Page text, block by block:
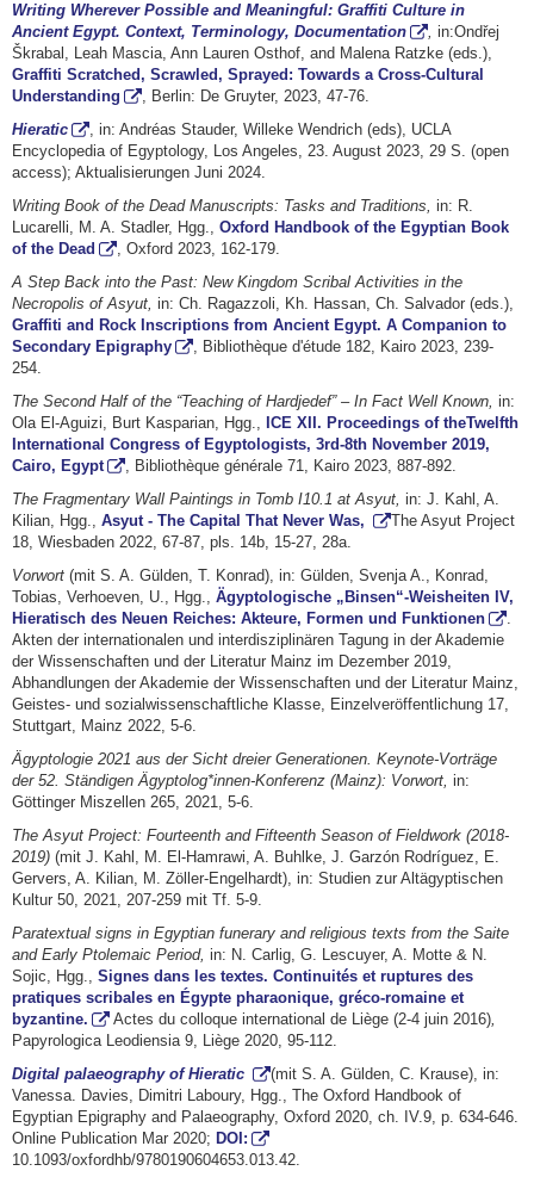
Writing Wherever Possible and Meaningful: Graffiti Culture in
Ancient Egypt. Context, Terminology, Documentation
, in:Ondřej
Škrabal, Leah Mascia, Ann Lauren Osthof, and Malena Ratzke (eds.),
Graffiti Scratched, Scrawled, Sprayed: Towards a Cross-Cultural
Understanding
, Berlin: De Gruyter, 2023, 47-76.
Hieratic
, in: Andréas Stauder, Willeke Wendrich (eds), UCLA
Encyclopedia of Egyptology, Los Angeles, 23. August 2023, 29 S. (open
access); Aktualisierungen Juni 2024.
Writing Book of the Dead Manuscripts: Tasks and Traditions, in: R.
Lucarelli, M. A. Stadler, Hgg., Oxford Handbook of the Egyptian Book
of the Dead
, Oxford 2023, 162-179.
A Step Back into the Past: New Kingdom Scribal Activities in the
Necropolis of Asyut, in: Ch. Ragazzoli, Kh. Hassan, Ch. Salvador (eds.),
Graffiti and Rock Inscriptions from Ancient Egypt. A Companion to
Secondary Epigraphy
, Bibliothèque d'étude 182, Kairo 2023, 239-
254.
The Second Half of the “Teaching of Hardjedef” – In Fact Well Known, in:
Ola El-Aguizi, Burt Kasparian, Hgg., ICE XII. Proceedings of theTwelfth
International Congress of Egyptologists, 3rd-8th November 2019,
Cairo, Egypt
, Bibliothèque générale 71, Kairo 2023, 887-892.
The Fragmentary Wall Paintings in Tomb I10.1 at Asyut, in: J. Kahl, A.
Kilian, Hgg., Asyut - The Capital That Never Was,
The Asyut Project
18, Wiesbaden 2022, 67-87, pls. 14b, 15-27, 28a.
Vorwort (mit S. A. Gülden, T. Konrad), in: Gülden, Svenja A., Konrad,
Tobias, Verhoeven, U., Hgg., Ägyptologische „Binsen“-Weisheiten IV,
Hieratisch des Neuen Reiches: Akteure, Formen und Funktionen
.
Akten der internationalen und interdisziplinären Tagung in der Akademie
der Wissenschaften und der Literatur Mainz im Dezember 2019,
Abhandlungen der Akademie der Wissenschaften und der Literatur Mainz,
Geistes- und sozialwissenschaftliche Klasse, Einzelveröffentlichung 17,
Stuttgart, Mainz 2022, 5-6.
Ägyptologie 2021 aus der Sicht dreier Generationen. Keynote-Vorträge
der 52. Ständigen Ägyptolog*innen-Konferenz (Mainz): Vorwort, in:
Göttinger Miszellen 265, 2021, 5-6.
The Asyut Project: Fourteenth and Fifteenth Season of Fieldwork (2018-
2019) (mit J. Kahl, M. El-Hamrawi, A. Buhlke, J. Garzón Rodríguez, E.
Gervers, A. Kilian, M. Zöller-Engelhardt), in: Studien zur Altägyptischen
Kultur 50, 2021, 207-259 mit Tf. 5-9.
Paratextual signs in Egyptian funerary and religious texts from the Saite
and Early Ptolemaic Period, in: N. Carlig, G. Lescuyer, A. Motte & N.
Sojic, Hgg., Signes dans les textes. Continuités et ruptures des
pratiques scribales en Égypte pharaonique, gréco-romaine et
byzantine.
Actes du colloque international de Liège (2-4 juin 2016),
Papyrologica Leodiensia 9, Liège 2020, 95-112.
Digital palaeography of Hieratic
(mit S. A. Gülden, C. Krause), in:
Vanessa. Davies, Dimitri Laboury, Hgg., The Oxford Handbook of
Egyptian Epigraphy and Palaeography, Oxford 2020, ch. IV.9, p. 634-646.
Online Publication Mar 2020; DOI:
10.1093/oxfordhb/9780190604653.013.42.